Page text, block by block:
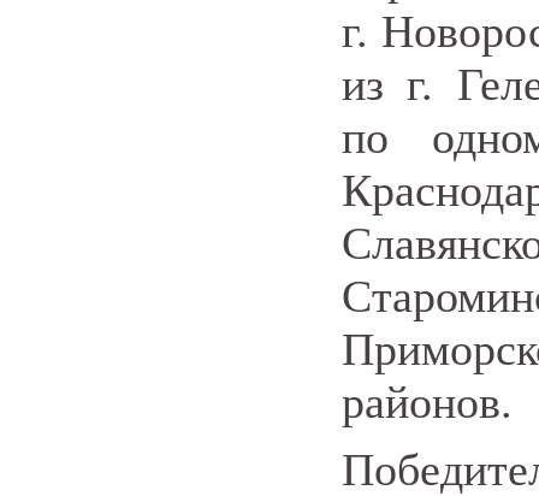
г.
из г.
по
районов.